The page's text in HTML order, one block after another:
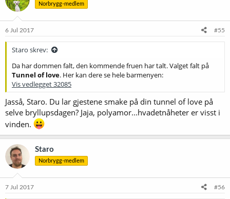
j
o
e
Norbrygg-medlem
6 Jul 2017 #55
Staro skrev:
Da har dommen falt, den kommende fruen har talt. Valget falt på
Tunnel of love. Her kan dere se hele barmenyen:
Vis vedlegget 32085
Jasså, Staro. Du lar gjestene smake på din tunnel of love på
selve bryllupsdagen? Jaja, polyamor...hvadetnåheter er visst i
vinden.
Staro
Norbrygg-medlem
7 Jul 2017 #56